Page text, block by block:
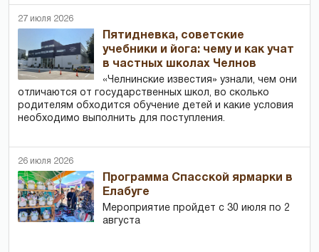
27 июля 2026
Пятидневка, советские
учебники и йога: чему и как учат
в частных школах Челнов
«Челнинские известия» узнали, чем они
отличаются от государственных школ, во сколько
родителям обходится обучение детей и какие условия
необходимо выполнить для поступления.
26 июля 2026
Программа Спасской ярмарки в
Елабуге
Мероприятие пройдет с 30 июля по 2
августа